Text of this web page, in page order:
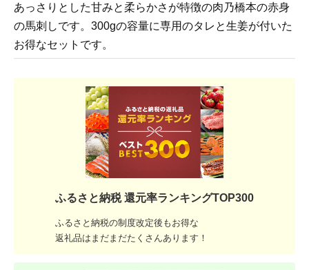
あっさりとした甘みと柔らかさが特徴の肉乃橋本の赤身
の馬刺しです。300gの容量に専用のタレと生姜が付いた
お得なセットです。
ふるさと納税 還元率ランキングTOP300
ふるさと納税の制度改定後もお得な
返礼品はまだまだたくさんあります！